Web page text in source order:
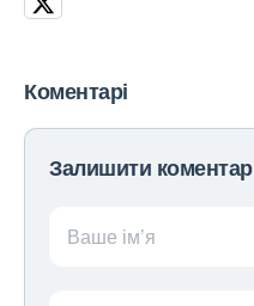
Коментарі
Залишити коментар
Ваше ім’я